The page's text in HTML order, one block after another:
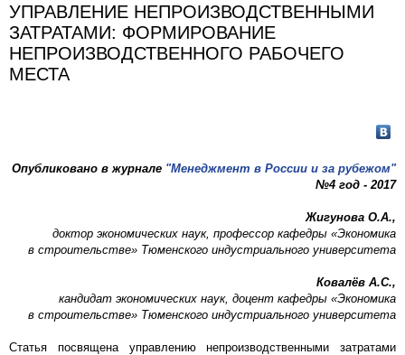
УПРАВЛЕНИЕ НЕПРОИЗВОДСТВЕННЫМИ
ЗАТРАТАМИ: ФОРМИРОВАНИЕ
НЕПРОИЗВОДСТВЕННОГО РАБОЧЕГО
МЕСТА
Опубликовано в журнале "Менеджмент в России и за рубежом"
№4 год - 2017
Жигунова О.А.,
доктор экономических наук, профессор кафедры «Экономика
в строительстве» Тюменского индустриального университета
Ковалёв А.С.,
кандидат экономических наук, доцент кафедры «Экономика
в строительстве» Тюменского индустриального университета
Статья посвящена управлению непроизводственными затратами